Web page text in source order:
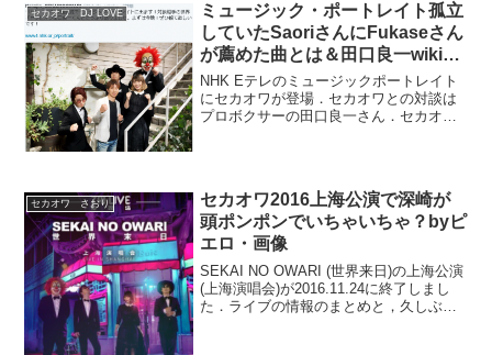
セカオワ DJ LOVE
ミュージック・ポートレイト孤立
していたSaoriさんにFukaseさん
が薦めた曲とは＆田口良一wiki風
プロフィール
NHK Eテレのミュージックポートレイト
にセカオワが登場．セカオワとの対談は
プロボクサーの田口良一さん．セカオワ
の感想と田口良一さん...
セカオワ さおり
セカオワ2016上海公演で深崎が
頭ポンポンでいちゃいちゃ？byピ
エロ・画像
SEKAI NO OWARI (世界来日)の上海公演
(上海演唱会)が2016.11.24に終了しまし
た．ライブの情報のまとめと，久しぶり